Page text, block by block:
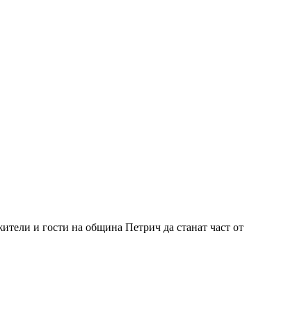
и гости на община Петрич да станат част от